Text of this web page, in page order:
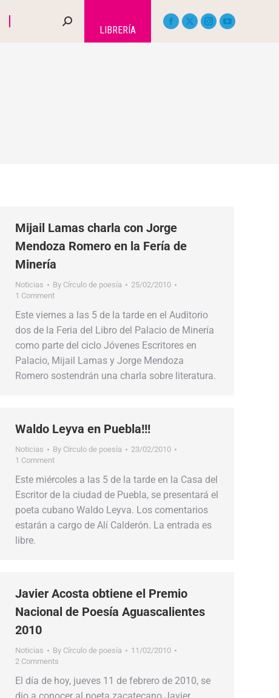
LIBRERÍA
Mijail Lamas charla con Jorge
Mendoza Romero en la Fería de
Minería
Noticias By Círculo de poesía
25/02/2010
1 Comment
Este viernes a las 5 de la tarde en el Auditorio
dos de la Feria del Libro del Palacio de Minería
como parte del ciclo Jóvenes Escritores en
Palacio, Mijail Lamas y Jorge Mendoza
Romero sostendrán una charla sobre literatura.
Waldo Leyva en Puebla!!!
Noticias By Círculo de poesía
23/02/2010
1 Comment
Este miércoles a las 5 de la tarde en la Casa del
Escritor de la ciudad de Puebla, se presentará el
poeta cubano Waldo Leyva. Los comentarios
estarán a cargo de Alí Calderón. La entrada es
libre.
Javier Acosta obtiene el Premio
Nacional de Poesía Aguascalientes
2010
Noticias By Círculo de poesía
11/02/2010
2 Comments
El día de hoy, jueves 11 de febrero de 2010, se